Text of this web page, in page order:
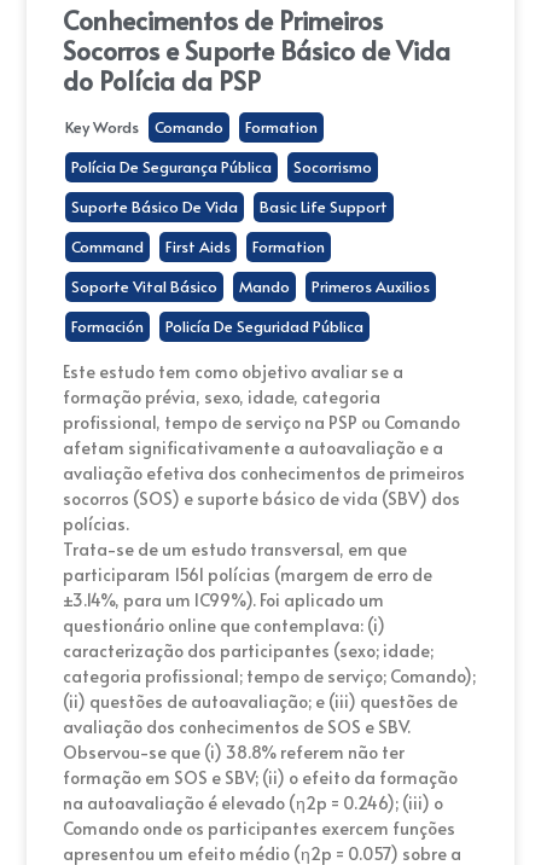
Conhecimentos de Primeiros
Socorros e Suporte Básico de Vida
do Polícia da PSP
Key Words Comando
Formation
Polícia De Segurança Pública
Socorrismo
Suporte Básico De Vida
Basic Life Support
Command
First Aids
Formation
Soporte Vital Básico
Mando
Primeros Auxilios
Formación
Policía De Seguridad Pública
Este estudo tem como objetivo avaliar se a
formação prévia, sexo, idade, categoria
profissional, tempo de serviço na PSP ou Comando
afetam significativamente a autoavaliação e a
avaliação efetiva dos conhecimentos de primeiros
socorros (SOS) e suporte básico de vida (SBV) dos
polícias.
Trata-se de um estudo transversal, em que
participaram 1561 polícias (margem de erro de
±3.14%, para um IC99%). Foi aplicado um
questionário online que contemplava: (i)
caracterização dos participantes (sexo; idade;
categoria profissional; tempo de serviço; Comando);
(ii) questões de autoavaliação; e (iii) questões de
avaliação dos conhecimentos de SOS e SBV.
Observou-se que (i) 38.8% referem não ter
formação em SOS e SBV; (ii) o efeito da formação
na autoavaliação é elevado (η2p = 0.246); (iii) o
Comando onde os participantes exercem funções
apresentou um efeito médio (η2p = 0.057) sobre a